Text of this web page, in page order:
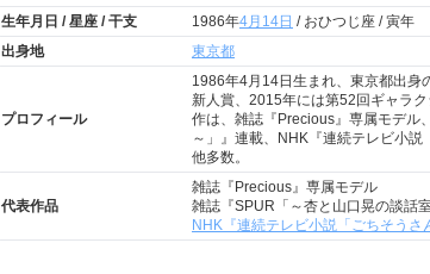
生年月日 / 星座 / 干支 1986年4月14日 / おひつじ座 / 寅年
出身地
東京都
プロフィール
1986年4月14日生まれ、東京都出身
新人賞、2015年には第52回ギャラ
作は、雑誌『Precious』専属モデル
～」』連載、NHK『連続テレビ小説
他多数。
代表作品
雑誌『Precious』専属モデル
雑誌『SPUR「～杏と山口晃の談話
NHK『連続テレビ小説「ごちそう